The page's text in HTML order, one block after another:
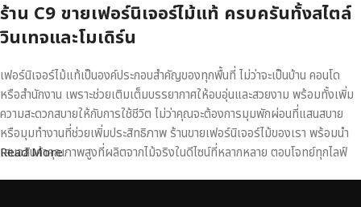
ร้าน C9 ขายเฟอร์นิเจอร์ไม้แท้ ครบครันทั้งสไตล์
วินเทจและโมเดิร์น
เฟอร์นิเจอร์ไม้แท้เป็นองค์ประกอบสำคัญของทุกพื้นที่ ไม่ว่าจะเป็นบ้าน คอนโด
หรือสำนักงาน เพราะช่วยเติมเต็มบรรยากาศให้อบอุ่นและสวยงาม พร้อมทั้งเพิ่ม
ความสะดวกสบายให้กับการใช้ชีวิต ไม่ว่าคุณจะต้องการมุมพักผ่อนที่แสนสบาย
หรือมุมทำงานที่ช่วยเพิ่มประสิทธิภาพ ร้านขายเฟอร์นิเจอร์ไม้ของเรา พร้อมนำ
เสนอสินค้าคุณภาพสูงที่ผลิตจากไม้จริงในดีไซน์ที่หลากหลาย ตอบโจทย์ทุกไลฟ์
Read More